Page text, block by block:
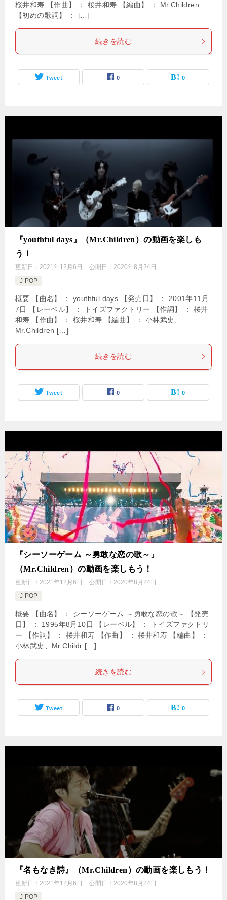
桜井和寿 【作曲】 ： 桜井和寿 【編曲】 ： Mr.Children
【初めの歌詞】 ： […]
続きを読む
Tweet 0 0
『youthful days』（Mr.Children）の動画を楽しも
う！
更新日： 2021年12月6日 公開日： 2020年8月24日
J-POP
概要 【曲名】 ： youthful days 【発売日】 ： 2001年11月
7日 【レーベル】 ： トイズファクトリー 【作詞】 ： 桜井
和寿 【作曲】 ： 桜井和寿 【編曲】 ： 小林武史、
Mr.Children […]
続きを読む
Tweet 0 0
『シーソーゲーム ～勇敢な恋の歌～』
（Mr.Children）の動画を楽しもう！
更新日： 2021年12月6日 公開日： 2020年8月24日
J-POP
概要 【曲名】 ： シーソーゲーム ～勇敢な恋の歌～ 【発売
日】 ： 1995年8月10日 【レーベル】 ： トイズファクトリ
ー 【作詞】 ： 桜井和寿 【作曲】 ： 桜井和寿 【編曲】 ：
小林武史、Mr.Childr […]
続きを読む
Tweet 0 0
『名もなき詩』（Mr.Children）の動画を楽しもう！
更新日： 2021年12月6日 公開日： 2020年8月24日
J-POP